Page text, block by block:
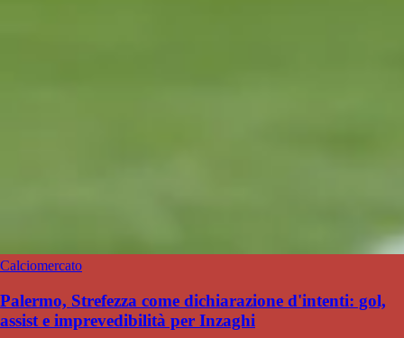
Calciomercato
Palermo, Strefezza come dichiarazione d'intenti: gol,
assist e imprevedibilità per Inzaghi